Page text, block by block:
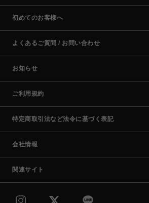
初めてのお客様へ
よくあるご質問 / お問い合わせ
お知らせ
ご利用規約
特定商取引法など法令に基づく表記
会社情報
関連サイト